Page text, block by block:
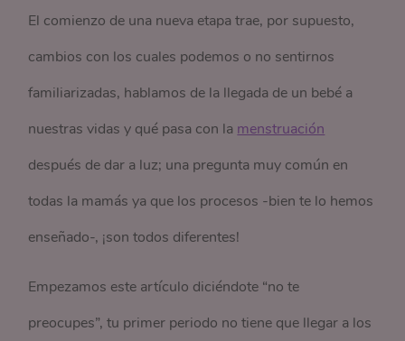
El comienzo de una nueva etapa trae, por supuesto,
cambios con los cuales podemos o no sentirnos
familiarizadas, hablamos de la llegada de un bebé a
nuestras vidas y qué pasa con la menstruación
después de dar a luz; una pregunta muy común en
todas la mamás ya que los procesos -bien te lo hemos
enseñado-, ¡son todos diferentes!
Empezamos este artículo diciéndote “no te
preocupes”, tu primer periodo no tiene que llegar a los